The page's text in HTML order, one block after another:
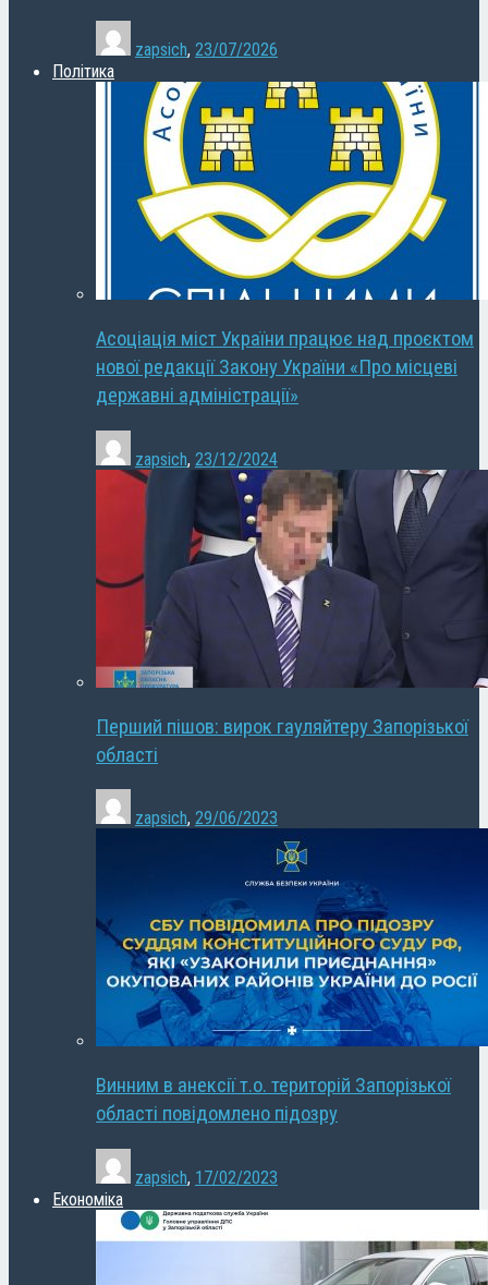
zapsich, 23/07/2026
Політика
Асоціація міст України працює над проєктом
нової редакції Закону України «Про місцеві
державні адміністрації»
zapsich, 23/12/2024
Перший пішов: вирок гауляйтеру Запорізької
області
zapsich, 29/06/2023
Винним в анексії т.о. територій Запорізької
області повідомлено підозру
zapsich, 17/02/2023
Економіка